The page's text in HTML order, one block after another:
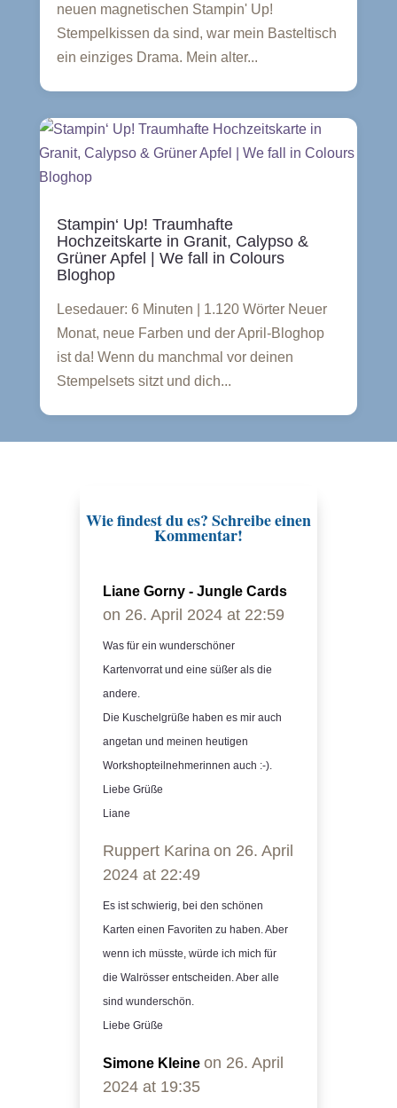
neuen magnetischen Stampin' Up!
Stempelkissen da sind, war mein Basteltisch
ein einziges Drama. Mein alter...
Stampin‘ Up! Traumhafte
Hochzeitskarte in Granit, Calypso &
Grüner Apfel | We fall in Colours
Bloghop
Lesedauer: 6 Minuten | 1.120 Wörter Neuer
Monat, neue Farben und der April-Bloghop
ist da! Wenn du manchmal vor deinen
Stempelsets sitzt und dich...
Wie findest du es? Schreibe einen
Kommentar!
Liane Gorny - Jungle Cards
on 26. April 2024 at 22:59
Was für ein wunderschöner
Kartenvorrat und eine süßer als die
andere.
Die Kuschelgrüße haben es mir auch
angetan und meinen heutigen
Workshopteilnehmerinnen auch :-).
Liebe Grüße
Liane
Ruppert Karina on 26. April
2024 at 22:49
Es ist schwierig, bei den schönen
Karten einen Favoriten zu haben. Aber
wenn ich müsste, würde ich mich für
die Walrösser entscheiden. Aber alle
sind wunderschön.
Liebe Grüße
Simone Kleine on 26. April
2024 at 19:35